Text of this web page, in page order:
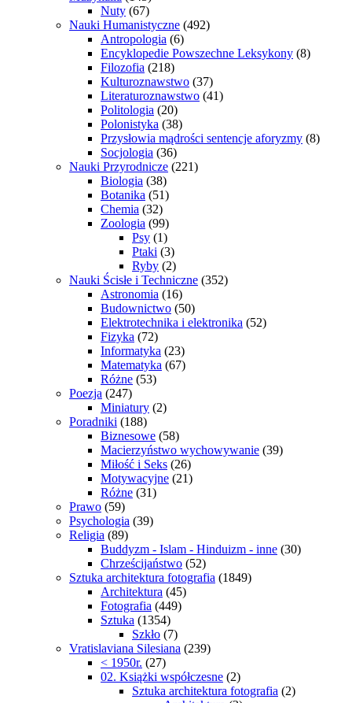
Nuty (67)
Nauki Humanistyczne (492)
Antropologia (6)
Encyklopedie Powszechne Leksykony (8)
Filozofia (218)
Kulturoznawstwo (37)
Literaturoznawstwo (41)
Politologia (20)
Polonistyka (38)
Przysłowia mądrości sentencje aforyzmy (8)
Socjologia (36)
Nauki Przyrodnicze (221)
Biologia (38)
Botanika (51)
Chemia (32)
Zoologia (99)
Psy (1)
Ptaki (3)
Ryby (2)
Nauki Ścisłe i Techniczne (352)
Astronomia (16)
Budownictwo (50)
Elektrotechnika i elektronika (52)
Fizyka (72)
Informatyka (23)
Matematyka (67)
Różne (53)
Poezja (247)
Miniatury (2)
Poradniki (188)
Biznesowe (58)
Macierzyństwo wychowywanie (39)
Miłość i Seks (26)
Motywacyjne (21)
Różne (31)
Prawo (59)
Psychologia (39)
Religia (89)
Buddyzm - Islam - Hinduizm - inne (30)
Chrześcijaństwo (52)
Sztuka architektura fotografia (1849)
Architektura (45)
Fotografia (449)
Sztuka (1354)
Szkło (7)
Vratislaviana Silesiana (239)
< 1950r. (27)
02. Książki współczesne (2)
Sztuka architektura fotografia (2)